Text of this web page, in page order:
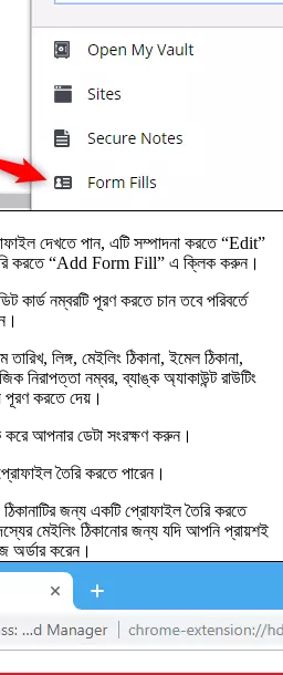
দেখতে পান, এটি সম্পাদনা করতে “Edit”
করতে “Add Form Fill” এ ক্লিক করুন।
নম্বরটি পূরণ করতে চান তবে পরিবর্তে
লিঙ্গ, মেইলিং ঠিকানা, ইমেল ঠিকানা,
নিরাপত্তা নম্বর, ব্যাঙ্ক অ্যাকাউন্ট রাউটিং
পূরণ করতে দেয়।
আপনার ডেটা সংরক্ষণ করুন।
তৈরি করতে পারেন।
জন্য একটি প্রোফাইল তৈরি করতে
মেইলিং ঠিকানাের জন্য যদি আপনি প্রায়শই
অর্ডার করেন।